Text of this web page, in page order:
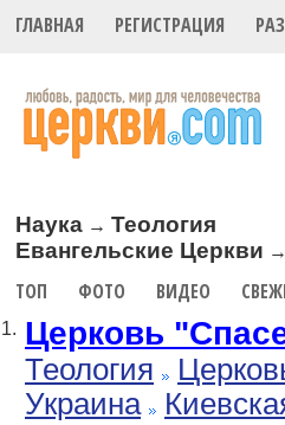
ГЛАВНАЯ РЕГИСТРАЦИЯ
Наука →Теология
Евангельские Церкви →
ТОП ФОТО ВИДЕО
1. Церковь
Теология
Украина